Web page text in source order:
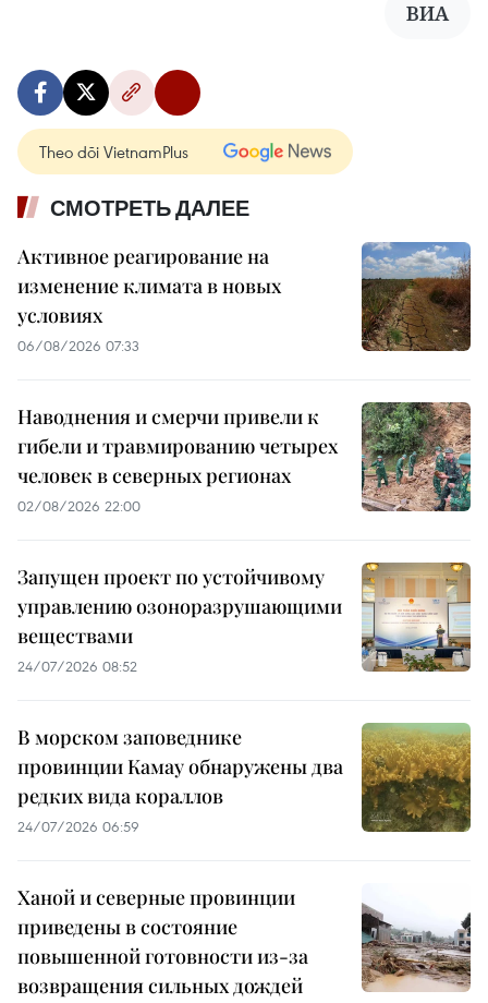
ВИА
Theo dõi VietnamPlus
СМОТРЕТЬ ДАЛЕЕ
Активное реагирование на
изменение климата в новых
условиях
06/08/2026 07:33
Наводнения и смерчи привели к
гибели и травмированию четырех
человек в северных регионах
02/08/2026 22:00
Запущен проект по устойчивому
управлению озоноразрушающими
веществами
24/07/2026 08:52
В морском заповеднике
провинции Камау обнаружены два
редких вида кораллов
24/07/2026 06:59
Ханой и северные провинции
приведены в состояние
повышенной готовности из-за
возвращения сильных дождей